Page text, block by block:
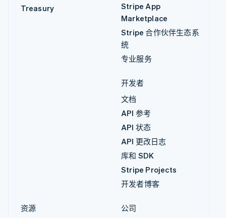
Treasury
Stripe App
Marketplace
Stripe 合作伙伴生态系
统
专业服务
开发者
文档
API 参考
API 状态
API 更改日志
库和 SDK
Stripe Projects
开发者博客
资源
公司